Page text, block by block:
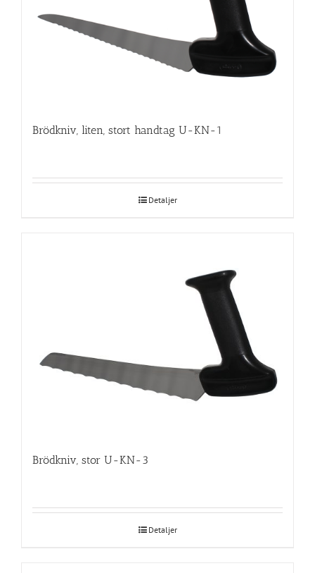
Brödkniv, liten, stort handtag U-KN-1
Detaljer
Brödkniv, stor U-KN-3
Detaljer